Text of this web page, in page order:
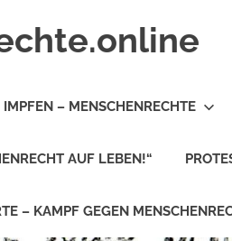
– MENSCHENRECHTE
AUF LEBEN!“
– KAMPF GEGEN